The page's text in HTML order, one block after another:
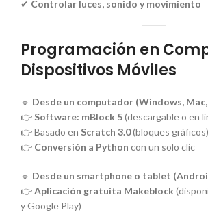
✔ Controlar luces, sonido y movimiento
Programación en
Dispositivos Móviles
🔹 Desde un computador (Windows,
👉 Software: mBlock 5(descargable o en
👉 Basado en Scratch 3.0(bloques gráficos)
👉 Conversión a Python con un solo clic
🔹 Desde un smartphone o tablet
👉Aplicación gratuita Makeblock
y Google Play)